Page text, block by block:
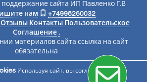
поддержание сайта ИП Павленко Г.В
нам
+74998260032
Отзывы Контакты Пользовательское
Соглашение .
материалов сайта ссылка на сайт
обязательна
Подписаться на новости
Используя сайт, вы соглашаетесь с